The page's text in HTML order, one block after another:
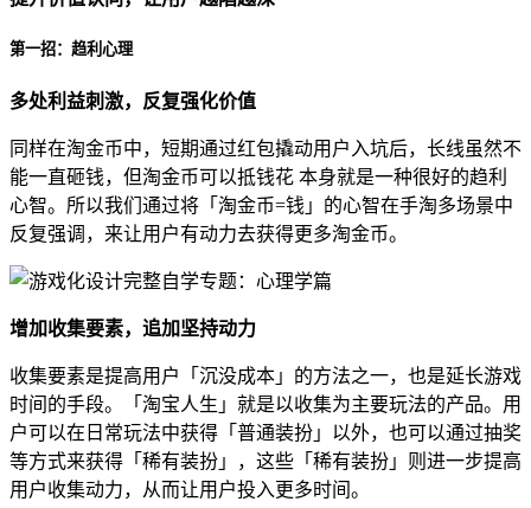
第一招：趋利心理
多处利益刺激，反复强化价值
同样在淘金币中，短期通过红包撬动用户入坑后，长线虽然不
能一直砸钱，但淘金币可以抵钱花 本身就是一种很好的趋利
心智。所以我们通过将「淘金币=钱」的心智在手淘多场景中
反复强调，来让用户有动力去获得更多淘金币。
增加收集要素，追加坚持动力
收集要素是提高用户「沉没成本」的方法之一，也是延长游戏
时间的手段。「淘宝人生」就是以收集为主要玩法的产品。用
户可以在日常玩法中获得「普通装扮」以外，也可以通过抽奖
等方式来获得「稀有装扮」，这些「稀有装扮」则进一步提高
用户收集动力，从而让用户投入更多时间。